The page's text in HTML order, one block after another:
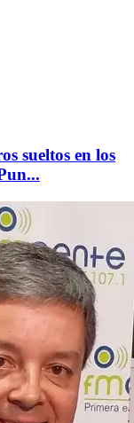
sueltos en los